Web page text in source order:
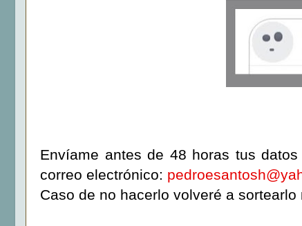
Envíame antes de 48 horas tus
correo electrónico:
Caso de no hacerlo volveré a sortearlo